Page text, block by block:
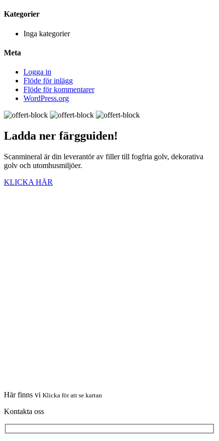
Kategorier
Inga kategorier
Meta
Logga in
Flöde för inlägg
Flöde för kommentarer
WordPress.org
Ladda ner färgguiden!
Scanmineral är din leverantör av filler till fogfria golv, dekorativa
golv och utomhusmiljöer.
KLICKA HÄR
Här finns vi Klicka för att se kartan
Kontakta oss